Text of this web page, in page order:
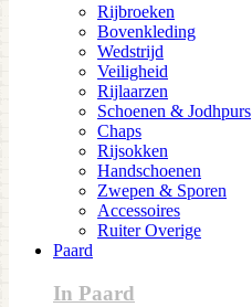
Rijbroeken
Bovenkleding
Wedstrijd
Veiligheid
Rijlaarzen
Schoenen & Jodhpurs
Chaps
Rijsokken
Handschoenen
Zwepen & Sporen
Accessoires
Ruiter Overige
Paard
In Paard